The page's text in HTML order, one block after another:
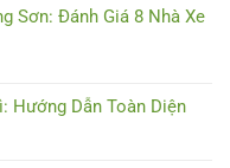
Sơn: Đánh Giá 8 Nhà Xe
Hướng Dẫn Toàn Diện